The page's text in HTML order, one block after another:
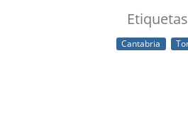
Cantabria